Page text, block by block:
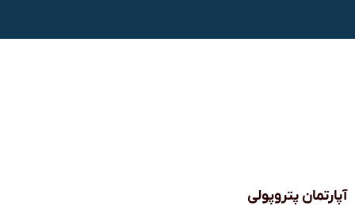
آپارتمان پتروپولی